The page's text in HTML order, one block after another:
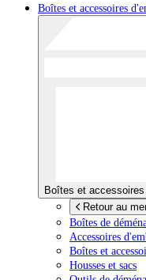
Boîtes et accessoires
Boîtes et accessoires
Retour au
Boîtes de
Accessoires
Boîtes et
Housses et sacs